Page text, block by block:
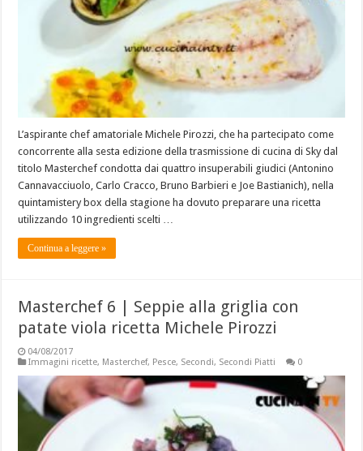
L’aspirante chef amatoriale Michele Pirozzi, che ha partecipato come
concorrente alla sesta edizione della trasmissione di cucina di Sky dal
titolo Masterchef condotta dai quattro insuperabili giudici (Antonino
Cannavacciuolo, Carlo Cracco, Bruno Barbieri e Joe Bastianich), nella
quintamistery box della stagione ha dovuto preparare una ricetta
utilizzando 10 ingredienti scelti …
Continua a leggere »
Masterchef 6 | Seppie alla griglia con
patate viola ricetta Michele Pirozzi
04/08/2017
Immagini ricette, Masterchef, Pesce, Secondi, Secondi Piatti 0